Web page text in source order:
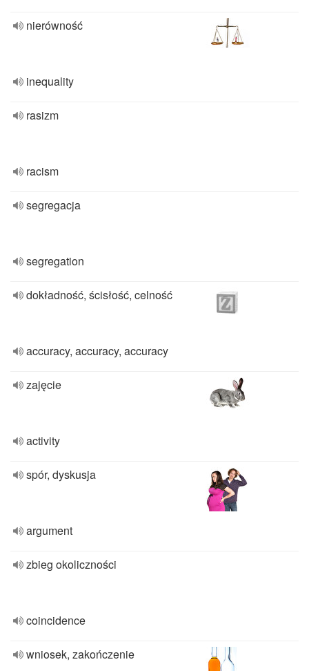
nierówność
inequality
rasizm
racism
segregacja
segregation
dokładność, ścisłość, celność
accuracy, accuracy, accuracy
zajęcie
activity
spór, dyskusja
argument
zbieg okoliczności
coincidence
wniosek, zakończenie